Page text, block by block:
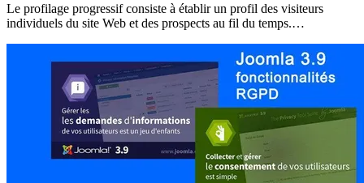
Le profilage progressif consiste à établir un profil des visiteurs
individuels du site Web et des prospects au fil du temps.…